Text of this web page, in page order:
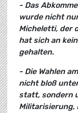
- Das
wurde nicht
Micheletti, der
hat sich an
gehalten.
- Die Wahlen
nicht bloß
statt, sondern
Militarisierung,